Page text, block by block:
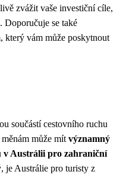
zvážit vaše investiční cíle,
Doporučuje se také
který vám může poskytnout
součástí cestovního ruchu
může mít významný
v Austrálii pro zahraniční
je Austrálie pro turisty z